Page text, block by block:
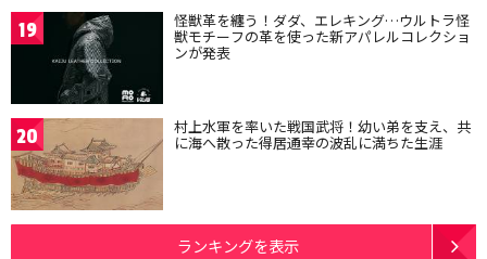
19 怪獣革を纏う！ダダ、エレキング…ウルトラ怪
獣モチーフの革を使った新アパレルコレクショ
ンが発表
20 村上水軍を率いた戦国武将！幼い弟を支え、共
に海へ散った得居通幸の波乱に満ちた生涯
ランキングを表示